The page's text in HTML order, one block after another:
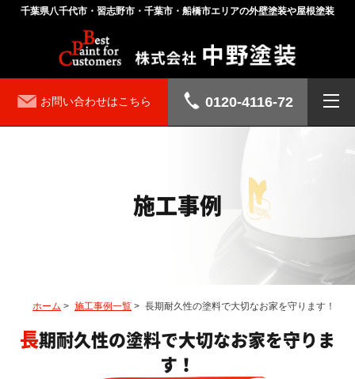
千葉県八千代市・習志野市・千葉市・船橋市エリアの外壁塗装や屋根塗装
お問い合わせはこちら 0120-4116-72
施工事例
ホーム > 施工事例一覧 > 長期耐久性の塗料で大切なお家を守ります！
長期耐久性の塗料で大切なお家を守りま
す！